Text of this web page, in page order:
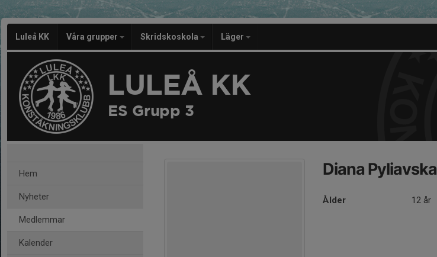
Luleå KK Våra grupper Skridskoskola Läger
LULEÅ KK
ES Grupp 3
Hem
Nyheter
Medlemmar
Kalender
Diana Pyliavska
Ålder 12 år